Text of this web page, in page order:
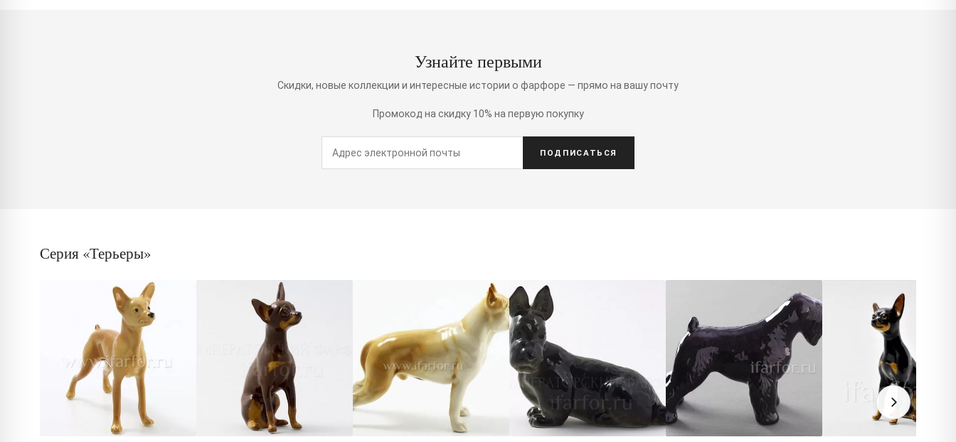
Узнайте первыми
Скидки, новые коллекции и интересные истории о фарфоре — прямо на вашу почту
Промокод на скидку 10% на первую покупку
ПОДПИСАТЬСЯ
Серия «Терьеры»